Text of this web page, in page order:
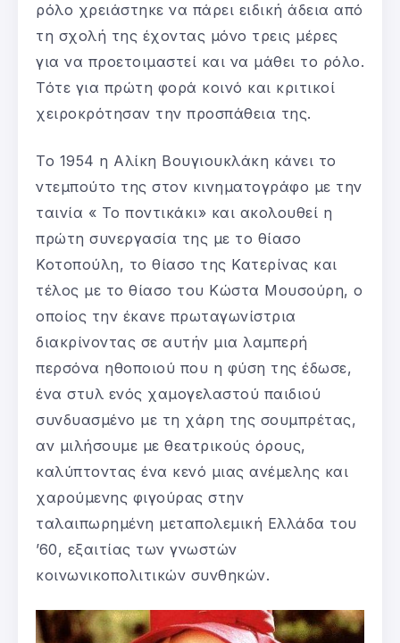
ρόλο χρειάστηκε να πάρει ειδική άδεια από
τη σχολή της έχοντας μόνο τρεις μέρες
για να προετοιμαστεί και να μάθει το ρόλο.
Τότε για πρώτη φορά κοινό και κριτικοί
χειροκρότησαν την προσπάθεια της.
Το 1954 η Αλίκη Βουγιουκλάκη κάνει το
ντεμπούτο της στον κινηματογράφο με την
ταινία « Το ποντικάκι» και ακολουθεί η
πρώτη συνεργασία της με το θίασο
Κοτοπούλη, το θίασο της Κατερίνας και
τέλος με το θίασο του Κώστα Μουσούρη, ο
οποίος την έκανε πρωταγωνίστρια
διακρίνοντας σε αυτήν μια λαμπερή
περσόνα ηθοποιού που η φύση της έδωσε,
ένα στυλ ενός χαμογελαστού παιδιού
συνδυασμένο με τη χάρη της σουμπρέτας,
αν μιλήσουμε με θεατρικούς όρους,
καλύπτοντας ένα κενό μιας ανέμελης και
χαρούμενης φιγούρας στην
ταλαιπωρημένη μεταπολεμική Ελλάδα του
’60, εξαιτίας των γνωστών
κοινωνικοπολιτικών συνθηκών.